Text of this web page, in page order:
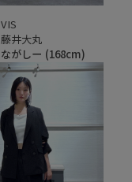
VIS
藤井大丸
ながしー (168cm)